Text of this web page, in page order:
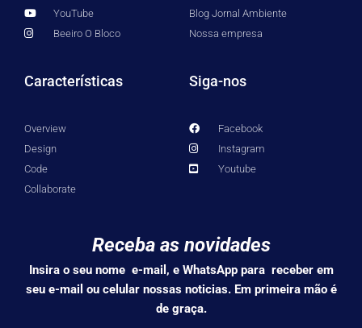
YouTube
Beeiro O Bloco
Blog Jornal Ambiente
Nossa empresa
Características
Overview
Design
Code
Collaborate
Siga-nos
Facebook
Instagram
Youtube
Receba as novidades
Insira o seu nome e-mail, e WhatsApp para receber em
seu e-mail ou celular nossas noticias. Em primeira mão é
de graça.